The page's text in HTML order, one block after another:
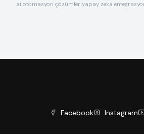
ai otomasyon çözümleriyapay zeka
Facebook Instagram